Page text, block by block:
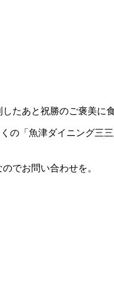
たあと祝勝のご褒美に
の「魚津ダイニング三
でお問い合わせを。